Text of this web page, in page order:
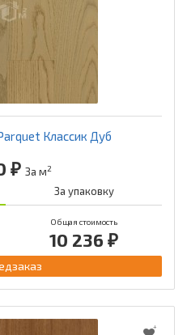
Классик Дуб
₽ За м2
За упаковку
Общая стоимость
10 236 ₽